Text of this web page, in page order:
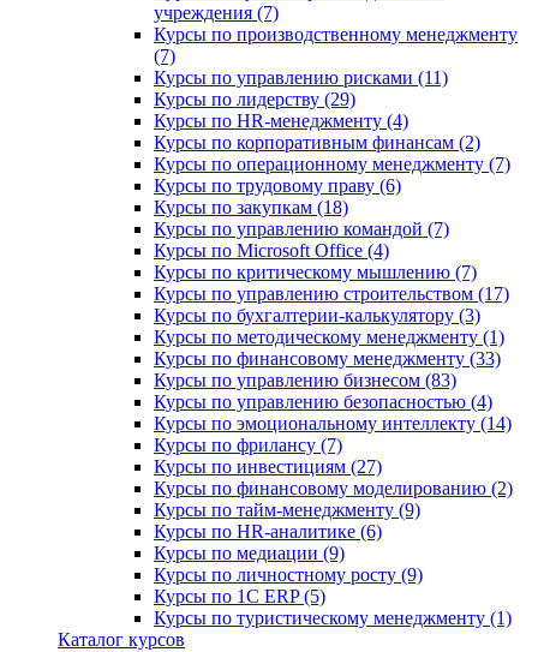
учреждения (7)
Курсы по производственному менеджменту
(7)
Курсы по управлению рисками (11)
Курсы по лидерству (29)
Курсы по HR-менеджменту (4)
Курсы по корпоративным финансам (2)
Курсы по операционному менеджменту (7)
Курсы по трудовому праву (6)
Курсы по закупкам (18)
Курсы по управлению командой (7)
Курсы по Microsoft Office (4)
Курсы по критическому мышлению (7)
Курсы по управлению строительством (17)
Курсы по бухгалтерии-калькулятору (3)
Курсы по методическому менеджменту (1)
Курсы по финансовому менеджменту (33)
Курсы по управлению бизнесом (83)
Курсы по управлению безопасностью (4)
Курсы по эмоциональному интеллекту (14)
Курсы по фрилансу (7)
Курсы по инвестициям (27)
Курсы по финансовому моделированию (2)
Курсы по тайм-менеджменту (9)
Курсы по HR-аналитике (6)
Курсы по медиации (9)
Курсы по личностному росту (9)
Курсы по 1С ERP (5)
Курсы по туристическому менеджменту (1)
Каталог курсов